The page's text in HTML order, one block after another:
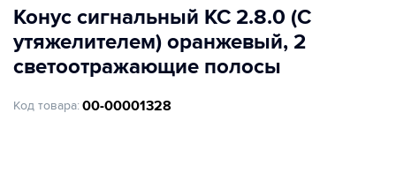
Конус сигнальный КС 2.8.0 (С
утяжелителем) оранжевый, 2
светоотражающие полосы
Код товара: 00-00001328